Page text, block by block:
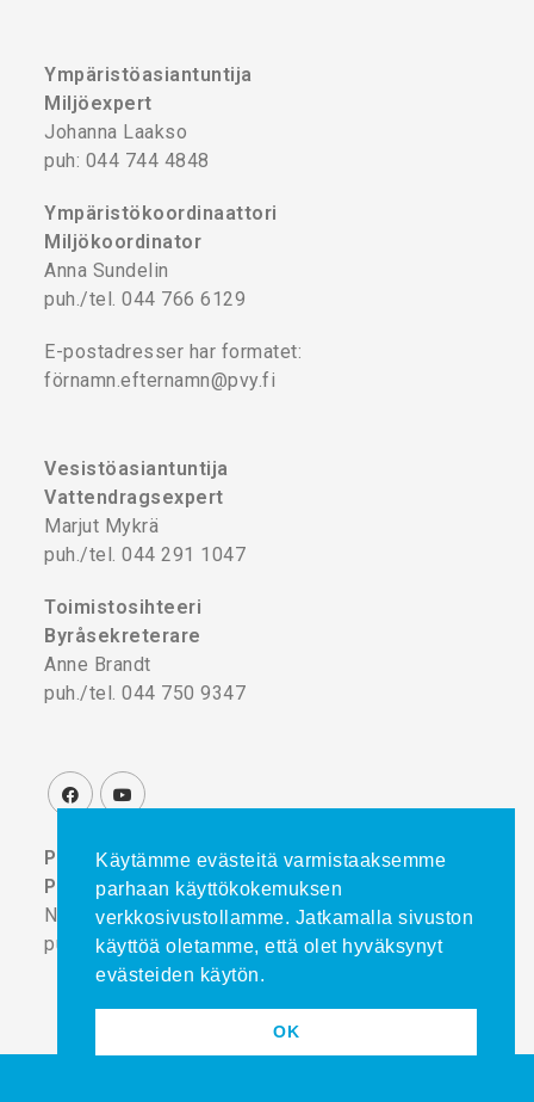
Ympäristöasiantuntija
Miljöexpert
Johanna Laakso
puh: 044 744 4848
Ympäristökoordinaattori
Miljökoordinator
Anna Sundelin
puh./tel. 044 766 6129
E-postadresser har formatet:
förnamn.efternamn@pvy.fi
Vesistöasiantuntija
Vattendragsexpert
Marjut Mykrä
puh./tel. 044 291 1047
Toimistosihteeri
Byråsekreterare
Anne Brandt
puh./tel. 044 750 9347
Projektikoordinaattori
Projektkoordinator
Noora Turtinen
puh./tel. 044 777 8839
Käytämme evästeitä varmistaaksemme
parhaan käyttökokemuksen
verkkosivustollamme. Jatkamalla sivuston
käyttöä oletamme, että olet hyväksynyt
evästeiden käytön.
OK